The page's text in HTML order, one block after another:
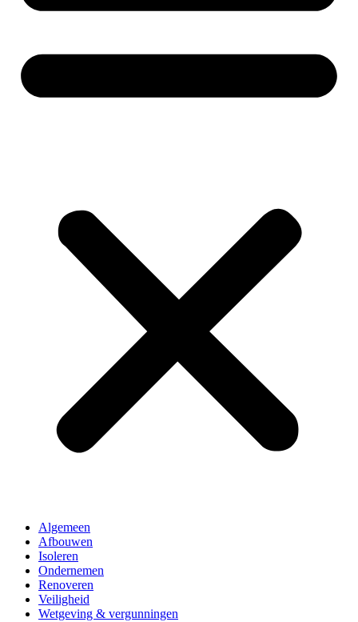
Algemeen
Afbouwen
Isoleren
Ondernemen
Renoveren
Veiligheid
Wetgeving & vergunningen